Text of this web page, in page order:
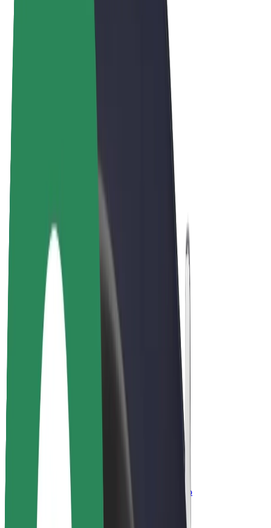
Bolt Food პარტნიორები
ავტოპარკები
ფრენჩაიზი
კომპანია
ვაკანსიები
Bolt-ის შესახებ
Bolt და ეკომეგობრულობა
ნულოვანი პროექტი
ბლოგი
სიახლეები
ბრენდის გზამკვლევი
მისია
ინვესტორებთან ურთიერთობა
ლიდერობა